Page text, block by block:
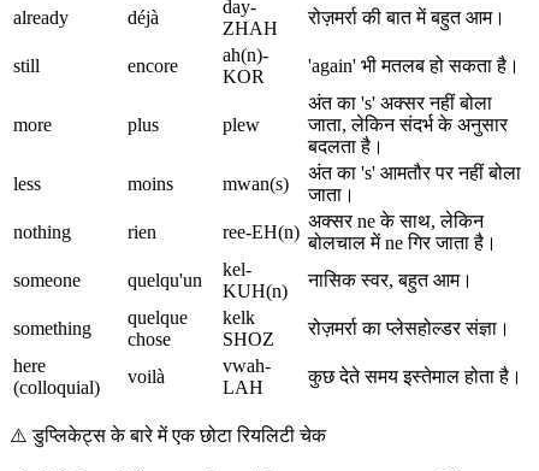
already
déjà
day-
ZHAH
रोज़मर्रा की बात में बहुत आम।
still encore
ah(n)-
KOR
'again' भी मतलब हो सकता है।
more plus plew
अंत का 's' अक्सर नहीं बोला
जाता, लेकिन संदर्भ के अनुसार
बदलता है।
less
moins mwan(s)
अंत का 's' आमतौर पर नहीं बोला
जाता।
nothing
rien ree-EH(n)
अक्सर ne के साथ, लेकिन
बोलचाल में ne गिर जाता है।
someone
quelqu'un
kel-
KUH(n)
नासिक स्वर, बहुत आम।
something
quelque
chose
kelk
SHOZ
रोज़मर्रा का प्लेसहोल्डर संज्ञा।
here
(colloquial)
voilà
vwah-
LAH
कुछ देते समय इस्तेमाल होता है।
⚠️ डुप्लिकेट्स के बारे में एक छोटा रियलिटी चेक